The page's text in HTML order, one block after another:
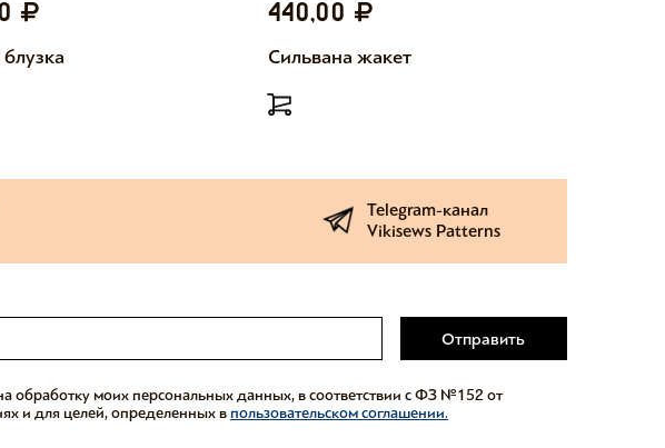
440,00
Сильвана жакет
Telegram-канал
Vikisews Patterns
Отправить
обработку моих персональных данных, в соответствии с ФЗ №152 от
и для целей, определенных впользовательском соглашении.